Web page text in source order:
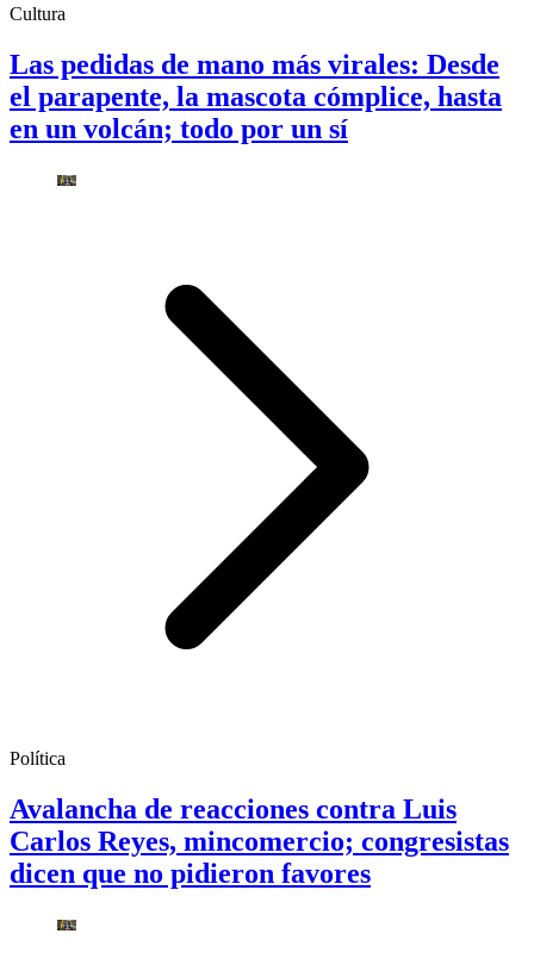
Cultura
Las pedidas de mano más virales: Desde
el parapente, la mascota cómplice, hasta
en un volcán; todo por un sí
Política
Avalancha de reacciones contra Luis
Carlos Reyes, mincomercio; congresistas
dicen que no pidieron favores